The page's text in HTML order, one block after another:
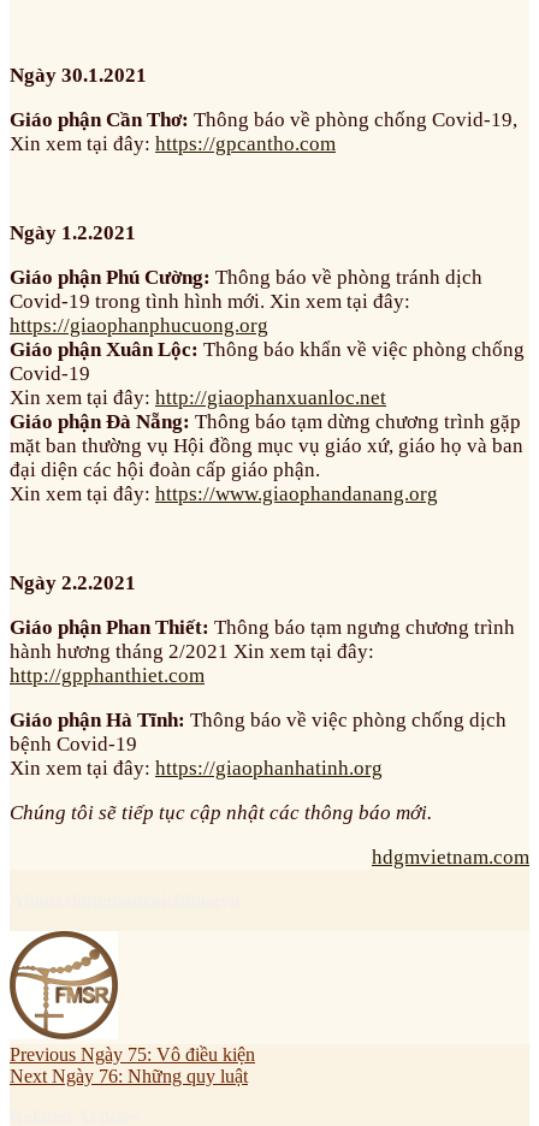
Ngày 30.1.2021
Giáo phận Cần Thơ: Thông báo về phòng chống Covid-19,
Xin xem tại đây: https://gpcantho.com
Ngày 1.2.2021
Giáo phận Phú Cường: Thông báo về phòng tránh dịch
Covid-19 trong tình hình mới. Xin xem tại đây:
https://giaophanphucuong.org
Giáo phận Xuân Lộc: Thông báo khẩn về việc phòng chống
Covid-19
Xin xem tại đây: http://giaophanxuanloc.net
Giáo phận Đà Nẵng: Thông báo tạm dừng chương trình gặp
mặt ban thường vụ Hội đồng mục vụ giáo xứ, giáo họ và ban
đại diện các hội đoàn cấp giáo phận.
Xin xem tại đây: https://www.giaophandanang.org
Ngày 2.2.2021
Giáo phận Phan Thiết: Thông báo tạm ngưng chương trình
hành hương tháng 2/2021 Xin xem tại đây:
http://gpphanthiet.com
Giáo phận Hà Tĩnh: Thông báo về việc phòng chống dịch
bệnh Covid-19
Xin xem tại đây: https://giaophanhatinh.org
Chúng tôi sẽ tiếp tục cập nhật các thông báo mới.
hdgmvietnam.com
Previous Ngày 75: Vô điều kiện
Next Ngày 76: Những quy luật